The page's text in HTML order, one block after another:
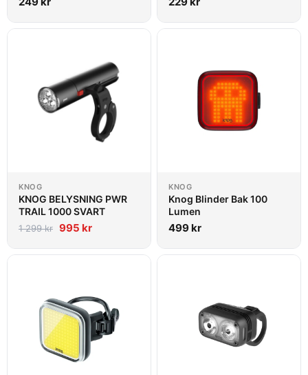
KNOG
KNOG BELYSNING PWR
TRAIL 1000 SVART
1 299kr 995 kr
KNOG
Knog Blinder Bak 100
Lumen
499kr